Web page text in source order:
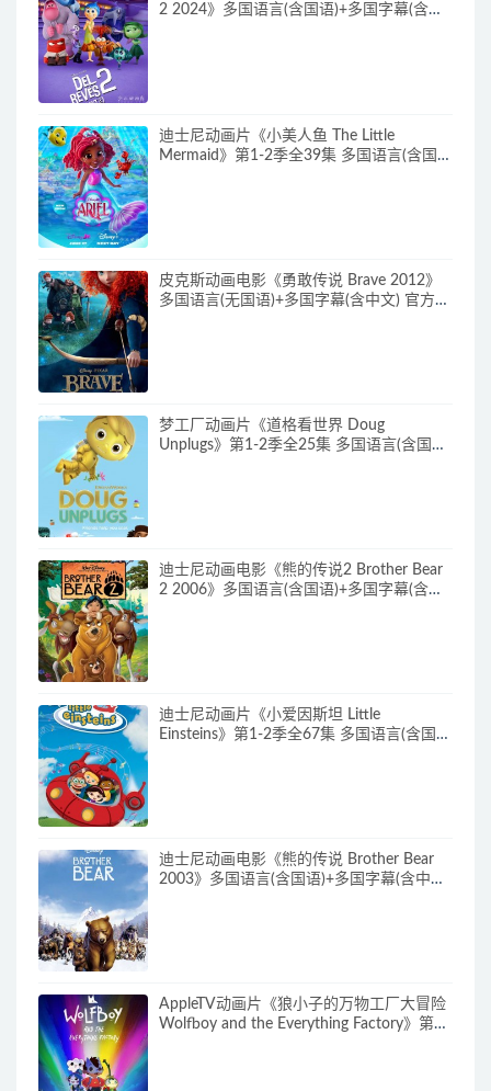
2 2024》多国语言(含国语)+多国字幕(含中
迪士尼动画片《小美人鱼 The Little
Mermaid》第1-2季全39集 多国语言(含国
皮克斯动画电影《勇敢传说 Brave 2012》
多国语言(无国语)+多国字幕(含中文) 官方纯
梦工厂动画片《道格看世界 Doug
Unplugs》第1-2季全25集 多国语言(含国
迪士尼动画电影《熊的传说2 Brother Bear
2 2006》多国语言(含国语)+多国字幕(含中
迪士尼动画片《小爱因斯坦 Little
Einsteins》第1-2季全67集 多国语言(含国
迪士尼动画电影《熊的传说 Brother Bear
2003》多国语言(含国语)+多国字幕(含中文)
AppleTV动画片《狼小子的万物工厂大冒险
Wolfboy and the Everything Factory》第1-